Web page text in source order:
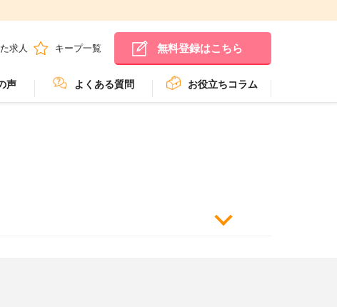
求人 キープ一覧 無料登録はこちら
声 よくある質問 お役立ちコラム